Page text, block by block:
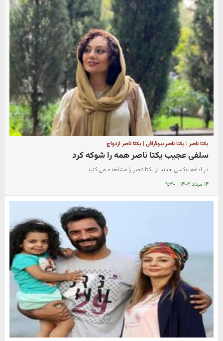
یکتا ناصر | یکتا ناصر بیوگرافی | یکتا ناصر ازدواج
سلفی عجیب یکتا ناصر همه را شوکه کرد
در ادامه عکسی جدید از یکتا ناصر را مشاهده می کنید
۱۴ مرداد ۱۴۰۲ | ۹:۳۰